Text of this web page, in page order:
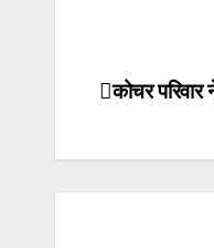
Post
कोचर